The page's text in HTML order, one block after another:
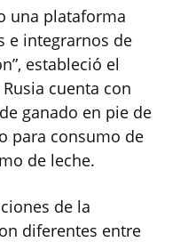
una plataforma
e integrarnos de
estableció el
cuenta con
ganado en pie de
para consumo de
de leche.
de la
diferentes entre